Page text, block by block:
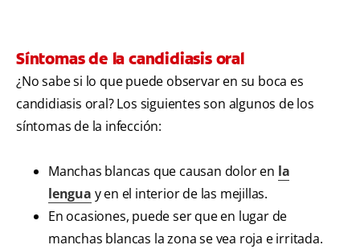
Síntomas de la candidiasis oral
¿No sabe si lo que puede observar en su boca es
candidiasis oral? Los siguientes son algunos de los
síntomas de la infección:
Manchas blancas que causan dolor en la
lengua y en el interior de las mejillas.
En ocasiones, puede ser que en lugar de
manchas blancas la zona se vea roja e irritada.